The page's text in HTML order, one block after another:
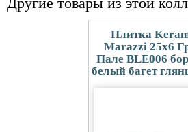
Плитка
Marazzi 25x6
Пале BLE006
белый багет